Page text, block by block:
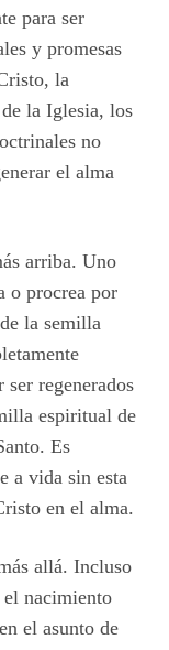
para ser
y promesas
la
la Iglesia, los
no
el alma
arriba. Uno
o procrea por
la semilla
regenerados
espiritual de
Es
a vida sin esta
en el alma.
allá. Incluso
nacimiento
el asunto de